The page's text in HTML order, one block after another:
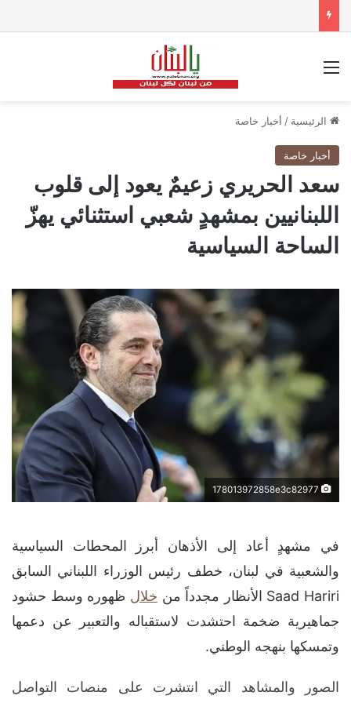
الرئيسية / أخبار خاصة
أخبار خاصة
سعد الحريري زعيمٌ يعود إلى قلوب
اللبنانيين بمشهدٍ شعبي استثنائي يهزّ
الساحة السياسية
في مشهدٍ أعاد إلى الأذهان أبرز المحطات السياسية
والشعبية في لبنان، خطف رئيس الوزراء اللبناني السابق
Saad Hariri الأنظار مجدداً من
خلال ظهوره وسط حشود
جماهيرية ضخمة احتشدت لاستقباله والتعبير عن دعمها
وتمسكها بنهجه الوطني.
الصور والمشاهد التي انتشرت على منصات التواصل